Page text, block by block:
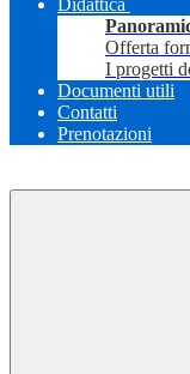
Didattica
Offerta
I progetti
Documenti utili
Contatti
Prenotazioni